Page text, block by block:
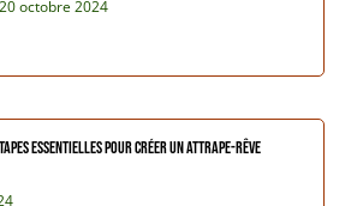
20 octobre 2024
étapes essentielles pour créer un attrape-rêve